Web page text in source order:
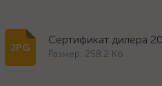
Сертификат дилера
Размер: 258.2 Кб